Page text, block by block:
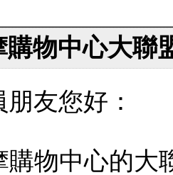
物中心大聯
友您好：
購物中心的大